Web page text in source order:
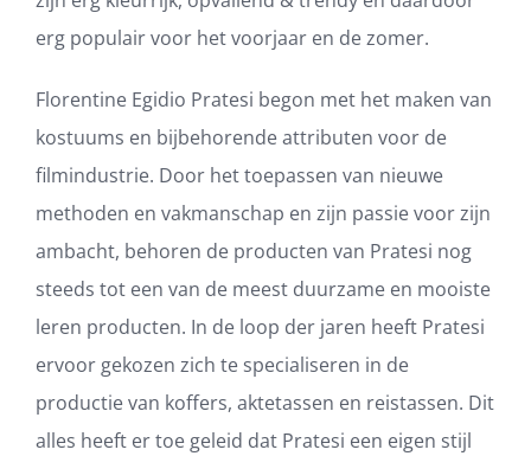
erg populair voor het voorjaar en de zomer.
Florentine Egidio Pratesi begon met het maken van
kostuums en bijbehorende attributen voor de
filmindustrie. Door het toepassen van nieuwe
methoden en vakmanschap en zijn passie voor zijn
ambacht, behoren de producten van Pratesi nog
steeds tot een van de meest duurzame en mooiste
leren producten. In de loop der jaren heeft Pratesi
ervoor gekozen zich te specialiseren in de
productie van koffers, aktetassen en reistassen. Dit
alles heeft er toe geleid dat Pratesi een eigen stijl